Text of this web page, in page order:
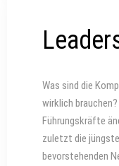
Was sind die
wirklich
Führungskräfte
zuletzt die
bevorstehenden